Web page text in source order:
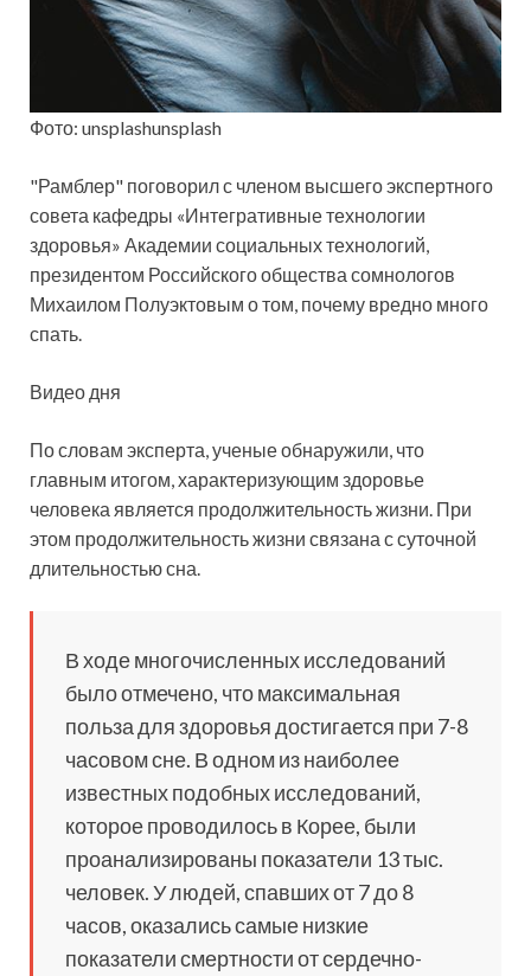
Фото: unsplashunsplash
"Рамблер" поговорил с членом высшего экспертного
совета кафедры «Интегративные технологии
здоровья» Академии социальных технологий,
президентом Российского общества сомнологов
Михаилом Полуэктовым о том, почему вредно много
спать.
Видео дня
По словам эксперта, ученые обнаружили, что
главным итогом, характеризующим здоровье
человека является продолжительность жизни. При
этом продолжительность жизни связана с суточной
длительностью сна.
В ходе многочисленных исследований
было отмечено, что максимальная
польза для здоровья достигается при 7-8
часовом сне. В одном из наиболее
известных подобных исследований,
которое проводилось в Корее, были
проанализированы показатели 13 тыс.
человек. У людей, спавших от 7 до 8
часов, оказались самые низкие
показатели смертности от сердечно-